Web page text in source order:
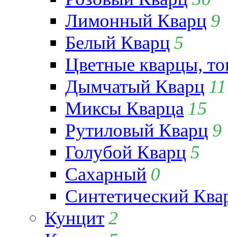
Лимонный Кварц 9
Белый Кварц 5
Цветные кварцы,
Дымчатый Кварц 11
Миксы Кварца 15
Рутиловый Кварц 9
Голубой Кварц 5
Сахарный 0
Синтетический
Кунцит2